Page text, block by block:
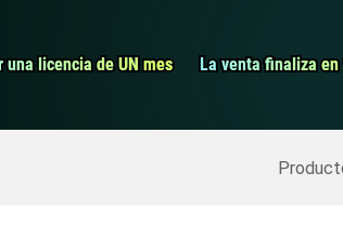
una licencia de UN mes
una licencia de UN mes La venta finaliza en
La venta finaliza en
Copia de seguridad